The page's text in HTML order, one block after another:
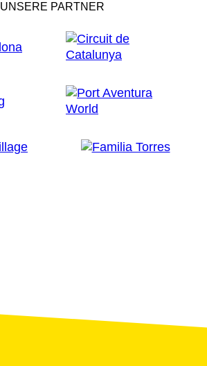
UNSERE PARTNER